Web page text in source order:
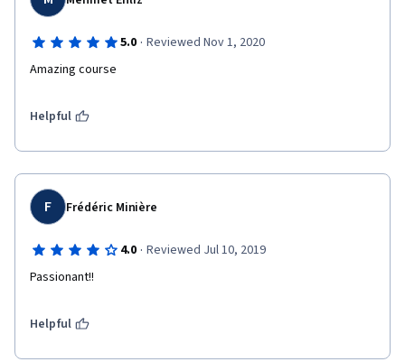
5.0 · Reviewed Nov 1, 2020
Amazing course
Helpful
F Frédéric Minière
4.0 · Reviewed Jul 10, 2019
Passionant!!
Helpful